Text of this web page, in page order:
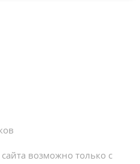
возможно только с